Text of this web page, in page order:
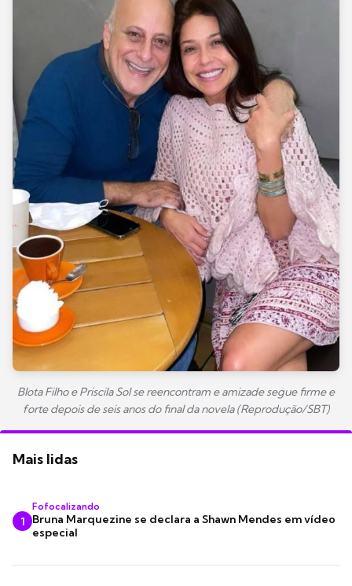
Blota Filho e Priscila Sol se reencontram e amizade segue firme e
forte depois de seis anos do final da novela (Reprodução/SBT)
Mais lidas
1
Fofocalizando
Bruna Marquezine se declara a Shawn Mendes em vídeo
especial